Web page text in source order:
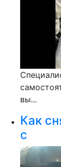
вы...
Как
с